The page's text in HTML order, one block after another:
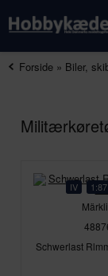
Forside » Biler,
IV
Schwerlast